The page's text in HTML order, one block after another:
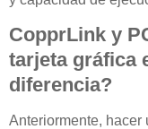
CopprLink y
tarjeta gráfica
diferencia?
Anteriormente, hacer